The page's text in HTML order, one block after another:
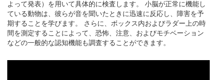
よって発表）を用いて具体的に検査します。 小脳が正常に機能し
ている動物は、彼らが音を聞いたときに迅速に反応し、障害を予
期することを学びます。 さらに、ボックス内およびラダー上の時
間を測定することによって、恐怖、注意、およびモチベーション
などの一般的な認知機能も調査することができます。